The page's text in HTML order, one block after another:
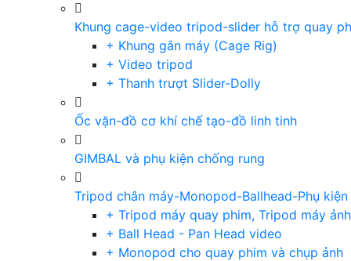
Khung cage-video tripod-slider hỗ trợ quay
+ Khung gắn máy (Cage Rig)
+ Video tripod
+ Thanh trượt Slider-Dolly
Ốc vặn-đồ cơ khí chế tạo-đồ linh tinh
GIMBAL và phụ kiện chống rung
Tripod chân máy-Monopod-Ballhead-Phụ kiện
+ Tripod máy quay phim, Tripod máy
+ Ball Head - Pan Head video
+ Monopod cho quay phim và chụp ảnh